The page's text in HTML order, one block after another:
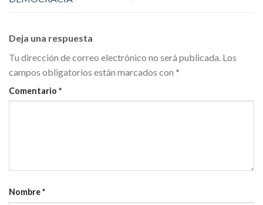
Deja una respuesta
Tu dirección de correo electrónico no será publicada. Los
campos obligatorios están marcados con *
Comentario *
Nombre*